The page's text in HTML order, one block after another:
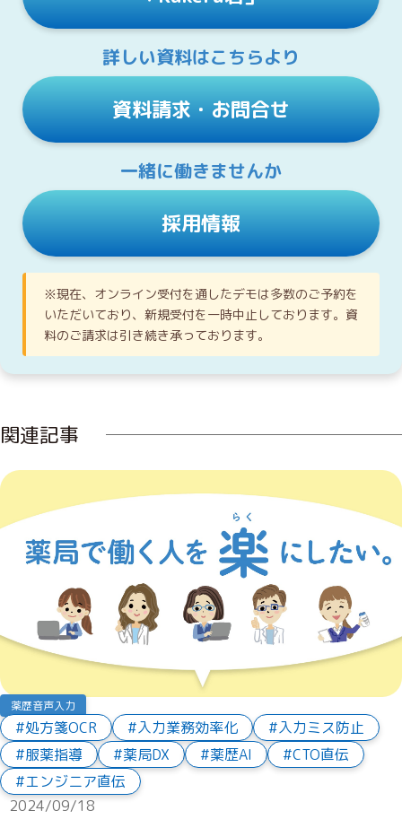
詳しい資料はこちらより
資料請求・お問合せ
一緒に働きませんか
採用情報
※現在、オンライン受付を通したデモは多数のご予約を
いただいており、新規受付を一時中止しております。資
料のご請求は引き続き承っております。
関連記事
薬歴音声入力
処方箋OCR 入力業務効率化
入力ミス防止
服薬指導
薬局DX 薬歴AI
CTO直伝
エンジニア直伝
2024/09/18